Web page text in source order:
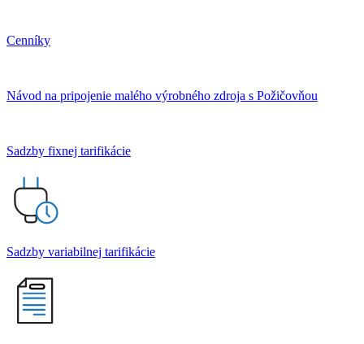
Cenníky
Návod na pripojenie malého výrobného zdroja s Požičovňou
Sadzby fixnej tarifikácie
Sadzby variabilnej tarifikácie